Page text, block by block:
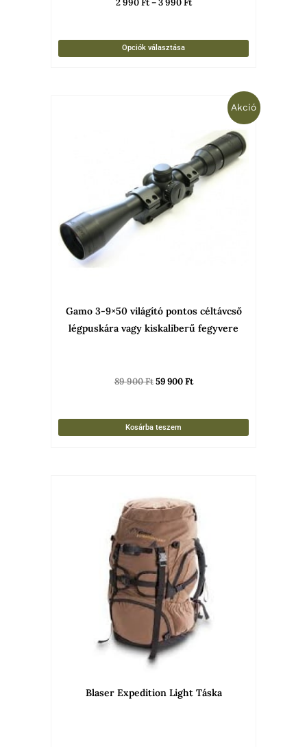
Opciók választása
Akció
Gamo 3-9×50 világító pontos céltávcső
légpuskára vagy kiskaliberű fegyvere
89 900Ft 59 900Ft
900 Ft.
Kosárba teszem
Blaser Expedition Light Táska